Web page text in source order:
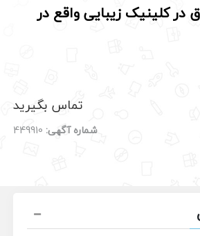
در کلینیک زیبایی واقع در
تماس بگیرید
شماره آگهی: 449910